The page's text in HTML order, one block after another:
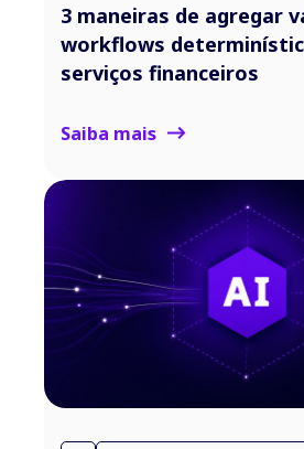
3 maneiras de agregar
workflows
serviços financeiros
Saiba mais